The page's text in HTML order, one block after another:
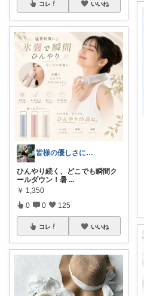
コレ いいね
皆様の優しさに感謝です✨happyミルク
ひんやり続く、どこでも瞬間ク
ールダウン！暑 ...
￥ 1,350
0 0 125
コレ いいね